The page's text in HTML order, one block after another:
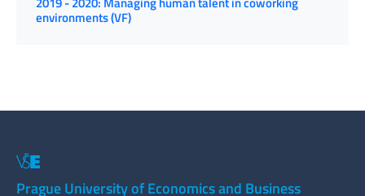
environments (VF)
Prague University of Economics and Business